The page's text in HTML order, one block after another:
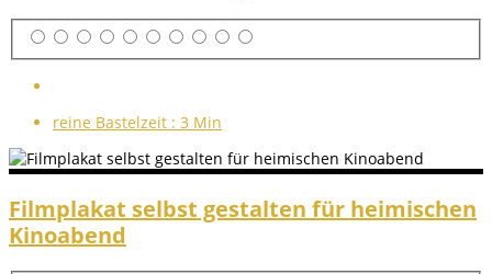
reine Bastelzeit : 3 Min
Filmplakat selbst gestalten für heimischen
Kinoabend